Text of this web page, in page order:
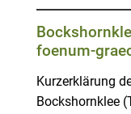
foenum-
Kurzerklärung
Bockshornklee